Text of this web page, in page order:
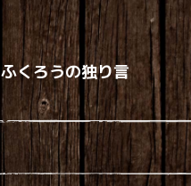
ふくろうの独り言